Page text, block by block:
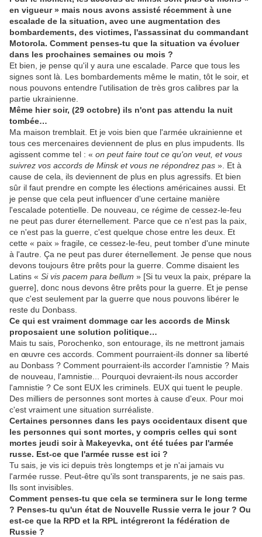
en vigueur » mais nous avons assisté récemment à une
escalade de la situation, avec une augmentation des
bombardements, des victimes, l'assassinat du commandant
Motorola. Comment penses-tu que la situation va évoluer
dans les prochaines semaines ou mois ?
Et bien, je pense qu'il y aura une escalade. Parce que tous les
signes sont là. Les bombardements même le matin, tôt le soir, et
nous pouvons entendre l'utilisation de très gros calibres par la
partie ukrainienne.
Même hier soir, (29 octobre) ils n'ont pas attendu la nuit
tombée…
Ma maison tremblait. Et je vois bien que l'armée ukrainienne et
tous ces mercenaires deviennent de plus en plus impudents. Ils
agissent comme tel : « on peut faire tout ce qu'on veut, et vous
suivrez vos accords de Minsk et vous ne répondrez pas ». Et à
cause de cela, ils deviennent de plus en plus agressifs. Et bien
sûr il faut prendre en compte les élections américaines aussi. Et
je pense que cela peut influencer d'une certaine manière
l'escalade potentielle. De nouveau, ce régime de cessez-le-feu
ne peut pas durer éternellement. Parce que ce n'est pas la paix,
ce n'est pas la guerre, c'est quelque chose entre les deux. Et
cette « paix » fragile, ce cessez-le-feu, peut tomber d'une minute
à l'autre. Ça ne peut pas durer éternellement. Je pense que nous
devons toujours être prêts pour la guerre. Comme disaient les
Latins « Si vis pacem para bellum » [Si tu veux la paix, prépare la
guerre], donc nous devons être prêts pour la guerre. Et je pense
que c'est seulement par la guerre que nous pouvons libérer le
reste du Donbass.
Ce qui est vraiment dommage car les accords de Minsk
proposaient une solution politique…
Mais tu sais, Porochenko, son entourage, ils ne mettront jamais
en œuvre ces accords. Comment pourraient-ils donner sa liberté
au Donbass ? Comment pourraient-ils accorder l’amnistie ? Mais
de nouveau, l'amnistie... Pourquoi devraient-ils nous accorder
l'amnistie ? Ce sont EUX les criminels. EUX qui tuent le peuple.
Des milliers de personnes sont mortes à cause d'eux. Pour moi
c'est vraiment une situation surréaliste.
Certaines personnes dans les pays occidentaux disent que
les personnes qui sont mortes, y compris celles qui sont
mortes jeudi soir à Makeyevka, ont été tuées par l'armée
russe. Est-ce que l'armée russe est ici ?
Tu sais, je vis ici depuis très longtemps et je n'ai jamais vu
l'armée russe. Peut-être qu'ils sont transparents, je ne sais pas.
Ils sont invisibles.
Comment penses-tu que cela se terminera sur le long terme
? Penses-tu qu'un état de Nouvelle Russie verra le jour? Ou
est-ce que la RPD et la RPL intégreront la fédération de
Russie ?